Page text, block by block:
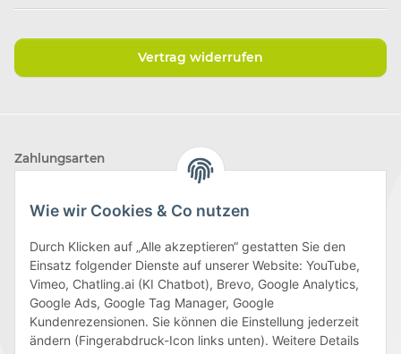
Wie wir Cookies & Co nutzen
Durch Klicken auf „Alle akzeptieren“ gestatten Sie den
Einsatz folgender Dienste auf unserer Website: YouTube,
Vimeo, Chatling.ai (KI Chatbot), Brevo, Google Analytics,
Google Ads, Google Tag Manager, Google
Kundenrezensionen. Sie können die Einstellung jederzeit
ändern (Fingerabdruck-Icon links unten). Weitere Details
Vertrag widerrufen
Zahlungsarten
Wir versenden mit